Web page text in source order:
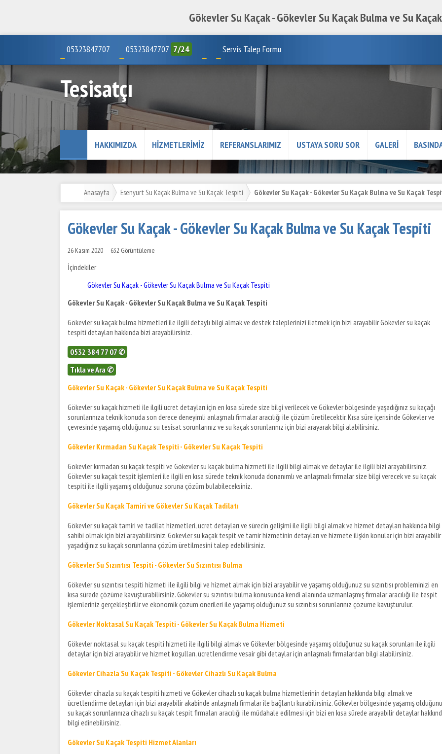
Gökevler Su Kaçak - Gökevler Su Kaçak Bulma ve Su
05323847707 05323847707 7/24 Servis Talep Formu
Tesisatçı
HAKKIMIZDA HIZMETLERIMIZ REFERANSLARIMIZ USTAYA SORU SOR GALERİ
Anasayfa Esenyurt Su Kaçak Bulma ve Su Kaçak Tespiti Gökevler Su Kaçak - Gökevler Su Kaçak Bulma ve Su Kaçak
Gökevler Su Kaçak - Gökevler Su Kaçak Bulma ve Su Kaçak Tespiti
26 Kasım 2020 632 Görüntüleme
İçindekiler
Gökevler Su Kaçak - Gökevler Su Kaçak Bulma ve Su Kaçak Tespiti
Gökevler Su Kaçak - Gökevler Su Kaçak Bulma ve Su Kaçak Tespiti
Gökevler su kaçak bulma hizmetleri ile ilgili detaylı bilgi almak ve destek taleplerinizi iletmek için bizi arayabilir Gökevler su kaçak
tespiti detayları hakkında bizi arayabilirsiniz.
0532 384 77 07 ✆
Tıkla ve Ara ✆
Gökevler Su Kaçak - Gökevler Su Kaçak Bulma ve Su Kaçak Tespiti
Gökevler su kaçak hizmeti ile ilgili ücret detayları için en kısa sürede size bilgi verilecek ve Gökevler bölgesinde yaşadığınız su kaçağı
sorunlarınıza teknik konuda son derece deneyimli anlaşmalı firmalar aracılığı ile çözüm üretilecektir. Kısa süre içerisinde Gökevler ve
çevresinde yaşamış olduğunuz su tesisat sorunlarınız ve su kaçak sorunlarınız için bizi arayarak bilgi alabilirsiniz.
Gökevler Kırmadan Su Kaçak Tespiti - Gökevler Su Kaçak Tespiti
Gökevler kırmadan su kaçak tespiti ve Gökevler su kaçak bulma hizmeti ile ilgili bilgi almak ve detaylar ile ilgili bizi arayabilirsiniz.
Gökevler su kaçak tespit işlemleri ile ilgili en kısa sürede teknik konuda donanımlı ve anlaşmalı firmalar size bilgi verecek ve su kaçak
tespiti ile ilgili yaşamış olduğunuz soruna çözüm bulabileceksiniz.
Gökevler Su Kaçak Tamiri ve Gökevler Su Kaçak Tadilatı
Gökevler su kaçak tamiri ve tadilat hizmetleri, ücret detayları ve sürecin gelişimi ile ilgili bilgi almak ve hizmet detayları hakkında bilgi
sahibi olmak için bizi arayabilirsiniz. Gökevler su kaçak tespit ve tamir hizmetinin detayları ve hizmete ilişkin konular için bizi arayabilir
yaşadığınız su kaçak sorunlarına çözüm üretilmesini talep edebilirsiniz.
Gökevler Su Sızıntısı Tespiti - Gökevler Su Sızıntısı Bulma
Gökevler su sızıntısı tespiti hizmeti ile ilgili bilgi ve hizmet almak için bizi arayabilir ve yaşamış olduğunuz su sızıntısı probleminizi en
kısa sürede çözüme kavuşturabilirsiniz. Gökevler su sızıntısı bulma konusunda kendi alanında uzmanlaşmış firmalar aracılığı ile tespit
işlemleriniz gerçekleştirilir ve ekonomik çözüm önerileri ile yaşamış olduğunuz su sızıntısı sorunlarınız çözüme kavuşturulur.
Gökevler Noktasal Su Kaçak Tespiti - Gökevler Su Kaçak Bulma Hizmeti
Gökevler noktasal su kaçak tespiti hizmeti ile ilgili bilgi almak ve Gökevler bölgesinde yaşamış olduğunuz su kaçak sorunları ile ilgili
detaylar için bizi arayabilir ve hizmet koşulları, ücretlendirme vesair gibi detaylar için anlaşmalı firmalardan bilgi alabilirsiniz.
Gökevler Cihazla Su Kaçak Tespiti - Gökevler Cihazlı Su Kaçak Bulma
Gökevler cihazla su kaçak tespiti hizmeti ve Gökevler cihazlı su kaçak bulma hizmetlerinin detayları hakkında bilgi almak ve
ücretlendirme detayları için bizi arayabilir akabinde anlaşmalı firmalar ile bağlantı kurabilirsiniz. Gökevler bölgesinde yaşamış
su kaçak sorunlarınıza cihazlı su kaçak tespit firmaları aracılığı ile müdahale edilmesi için bizi en kısa sürede arayabilir detaylar
bilgi edinebilirsiniz.
Gökevler Su Kaçak Tespiti Hizmet Alanları